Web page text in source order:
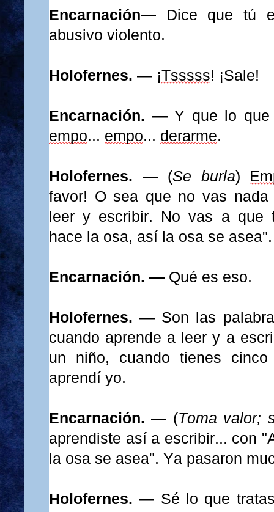
Encarnación— Dice que tú
abusivo violento.
Holofernes. — ¡Tsssss! ¡Sale!
Encarnación. —Y que lo
empo... empo... derarme.
Holofernes. — (Se burla)
favor! O sea que no vas
leer y escribir. No vas a que
hace la osa, así la osa se asea".
Encarnación. — Qué es eso.
Holofernes. — Son las
cuando aprende a leer y a
un niño, cuando tienes
aprendí yo.
Encarnación. — (Toma valor;
aprendiste así a escribir... con
la osa se asea". Ya pasaron
Holofernes. — Sé lo que